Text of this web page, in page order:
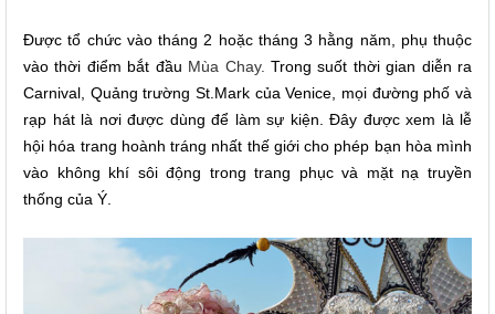
Được tổ chức vào tháng 2 hoặc tháng 3 hằng năm, phụ thuộc
vào thời điểm bắt đầu Mùa Chay. Trong suốt thời gian diễn ra
Carnival, Quảng trường St.Mark của Venice, mọi đường phố và
rạp hát là nơi được dùng để làm sự kiện. Đây được xem là lễ
hội hóa trang hoành tráng nhất thế giới cho phép bạn hòa mình
vào không khí sôi động trong trang phục và mặt nạ truyền
thống của Ý.